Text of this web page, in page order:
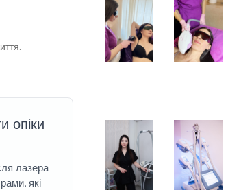
опіки
лазера
які